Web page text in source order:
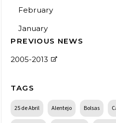
February
January
PREVIOUS NEWS
2005-2013
TAGS
25 de Abril Alentejo Bolsas